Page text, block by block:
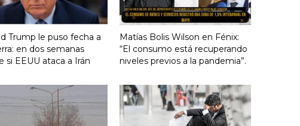
Trump le puso fecha a
en dos semanas
si EEUU ataca a Irán
Matías Bolis Wilson en Fénix:
“El consumo está recuperando
niveles previos a la pandemia”.